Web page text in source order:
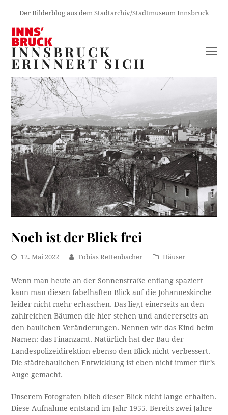
Der Bilderblog aus dem Stadtarchiv/Stadtmuseum Innsbruck
INNSBRUCK
ERINNERT SICH
Noch ist der Blick frei
12. Mai 2022 Tobias Rettenbacher Häuser
Wenn man heute an der Sonnenstraße entlang spaziert
kann man diesen fabelhaften Blick auf die Johanneskirche
leider nicht mehr erhaschen. Das liegt einerseits an den
zahlreichen Bäumen die hier stehen und andererseits an
den baulichen Veränderungen. Nennen wir das Kind beim
Namen: das Finanzamt. Natürlich hat der Bau der
Landespolizeidirektion ebenso den Blick nicht verbessert.
Die städtebaulichen Entwicklung ist eben nicht immer für’s
Auge gemacht.
Unserem Fotografen blieb dieser Blick nicht lange erhalten.
Diese Aufnahme entstand im Jahr 1955. Bereits zwei Jahre